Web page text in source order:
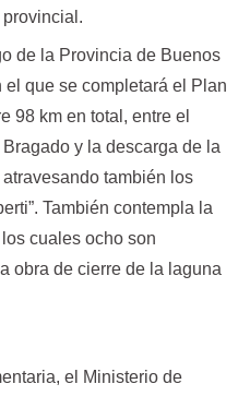
de la Provincia de Buenos
el que se completará el Plan
98 km en total, entre el
y la descarga de la
también los
También contempla la
cuales ocho son
obra de cierre de la laguna
el Ministerio de